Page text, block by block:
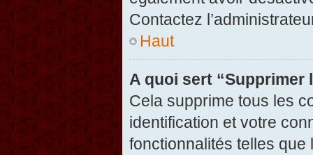
Contactez
Haut
A quoi sert “Supprimer
Cela supprime tous les
identification et votre
fonctionnalités telles que